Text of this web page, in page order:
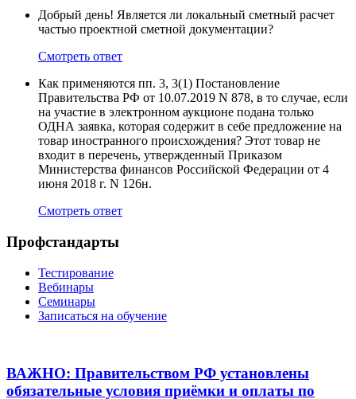
Добрый день! Является ли локальный сметный расчет
частью проектной сметной документации?
Смотреть ответ
Как применяются пп. 3, 3(1) Постановление
Правительства РФ от 10.07.2019 N 878, в то случае, если
на участие в электронном аукционе подана только
ОДНА заявка, которая содержит в себе предложение на
товар иностранного происхождения? Этот товар не
входит в перечень, утвержденный Приказом
Министерства финансов Российской Федерации от 4
июня 2018 г. N 126н.
Смотреть ответ
Профстандарты
Тестирование
Вебинары
Семинары
Записаться на обучение
ВАЖНО: Правительством РФ установлены
обязательные условия приёмки и оплаты по